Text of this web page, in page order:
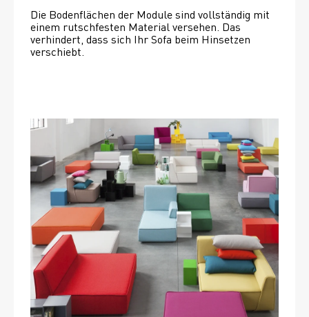
Die Bodenflächen der Module sind vollständig mit
einem rutschfesten Material versehen. Das
verhindert, dass sich Ihr Sofa beim Hinsetzen
verschiebt.